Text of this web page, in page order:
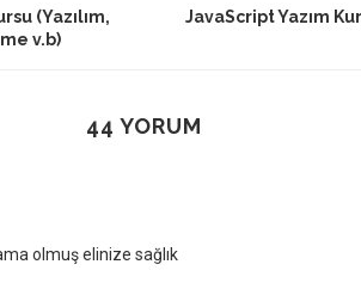
(Yazılım,
v.b)
JavaScript Yazım
44 YORUM
olmuş elinize sağlık